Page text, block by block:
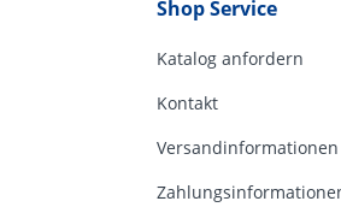
Shop Service
Katalog anfordern
Kontakt
Versandinformationen